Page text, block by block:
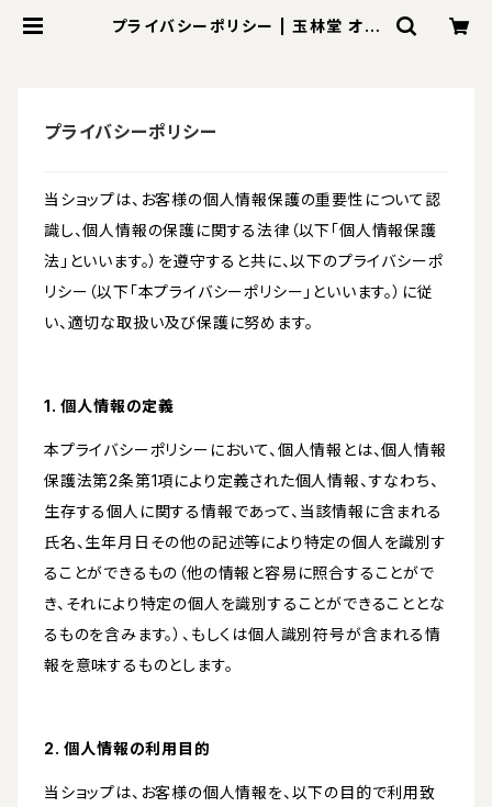
プライバシーポリシー | 玉林堂 オン
プライバシーポリシー
当ショップは、お客様の個人情報保護の重要性について認
識し、個人情報の保護に関する法律（以下「個人情報保護
法」といいます。）を遵守すると共に、以下のプライバシーポ
リシー（以下「本プライバシーポリシー」といいます。）に従
い、適切な取扱い及び保護に努めます。
1. 個人情報の定義
本プライバシーポリシーにおいて、個人情報とは、個人情報
保護法第2条第1項により定義された個人情報、すなわち、
生存する個人に関する情報であって、当該情報に含まれる
氏名、生年月日その他の記述等により特定の個人を識別す
ることができるもの（他の情報と容易に照合することがで
き、それにより特定の個人を識別することができることとな
るものを含みます。）、もしくは個人識別符号が含まれる情
報を意味するものとします。
2. 個人情報の利用目的
当ショップは、お客様の個人情報を、以下の目的で利用致